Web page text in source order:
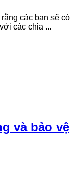
các bạn sẽ có
các chia ...
và bảo vệ